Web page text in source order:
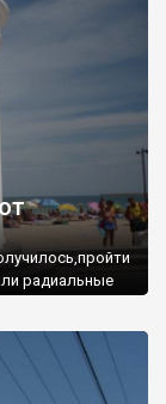
радиальные